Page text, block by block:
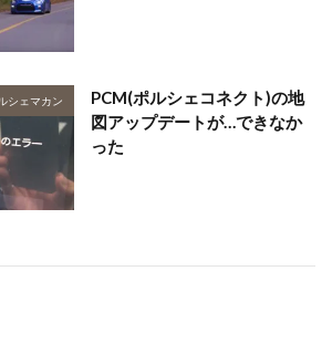
シェマカン
PCM(ポルシェコネクト)の地
図アップデートが…できなか
った